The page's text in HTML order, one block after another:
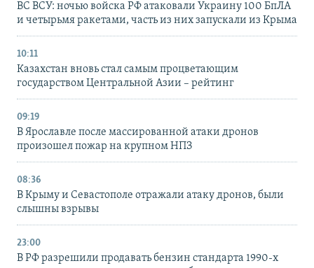
ВС ВСУ: ночью войска РФ атаковали Украину 100 БпЛА
и четырьмя ракетами, часть из них запускали из Крыма
10:11
Казахстан вновь стал самым процветающим
государством Центральной Азии – рейтинг
09:19
В Ярославле после массированной атаки дронов
произошел пожар на крупном НПЗ
08:36
В Крыму и Севастополе отражали атаку дронов, были
слышны взрывы
23:00
В РФ разрешили продавать бензин стандарта 1990-х